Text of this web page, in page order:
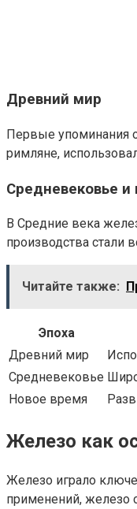
Древний мир
Первые упоминания
римляне,
Средневековье и
В Средние века
производства стали
Читайте также:
Эпоха
Древний мир
Средневековье
Новое время
Железо как
Железо играло
применений, железо